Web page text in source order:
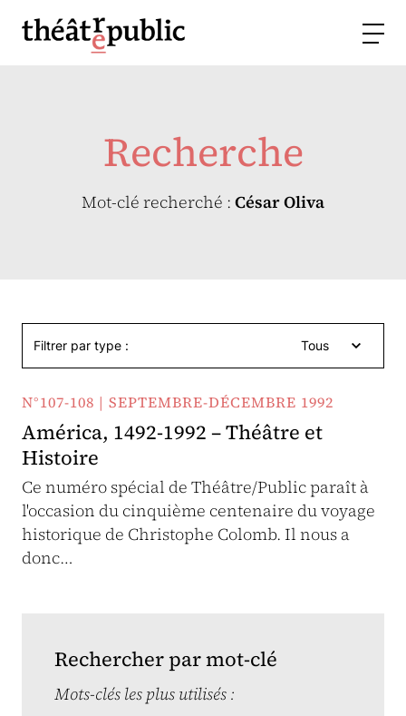
Recherche
Mot-clé recherché : César Oliva
Filtrer par type : Tous
N°107-108 | SEPTEMBRE-DÉCEMBRE 1992
América, 1492-1992 – Théâtre et
Histoire
Ce numéro spécial de Théâtre/Public paraît à
l'occasion du cinquième centenaire du voyage
historique de Christophe Colomb. Il nous a
donc…
Rechercher par mot-clé
Mots-clés les plus utilisés :